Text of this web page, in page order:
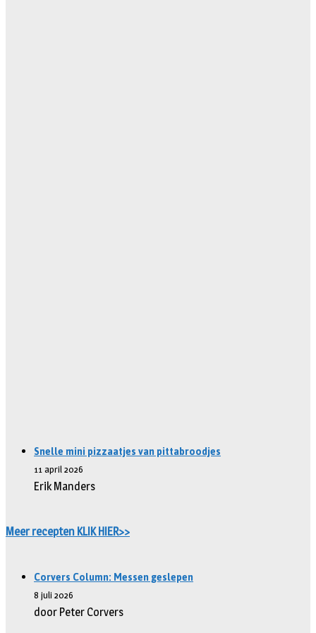
Snelle mini pizzaatjes van pittabroodjes
11 april 2026
Erik Manders
Meer recepten KLIK HIER>>
Corvers Column: Messen geslepen
8 juli 2026
door Peter Corvers